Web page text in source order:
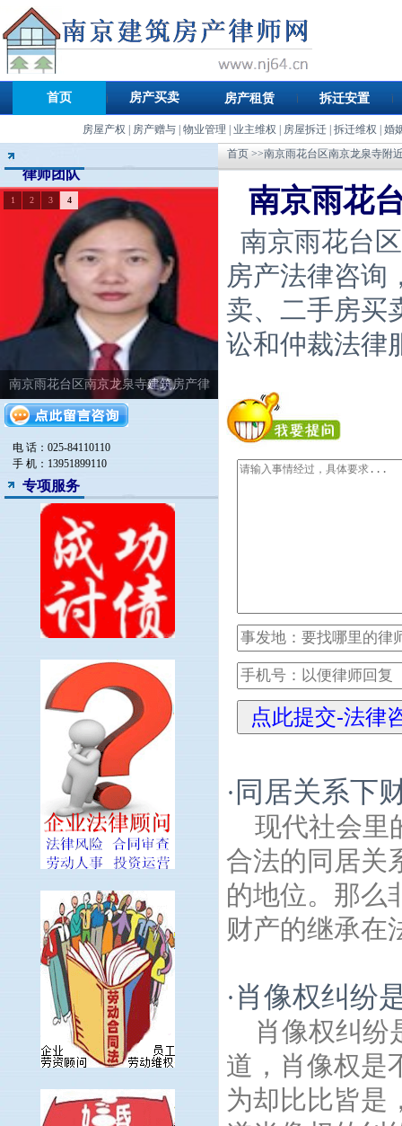
首页 房产买卖 房产租赁 拆迁安置
房屋产权 房产赠与| 物业管理 业主维权 房屋拆迁| 拆迁维权 婚
律师团队
南京雨花台区南京龙泉寺建筑房产律
师
1 2 3 4
电 话：025-84110110
手 机：13951899110
专项服务
首页 >>南京雨花台区南京龙泉寺附
南京雨花
南京雨花台
房产法律咨询
卖、二手房买
讼和仲裁法律
· 同居关系下
现代社会里
合法的同居关
的地位。那么
财产的继承在
·肖像权纠纷
肖像权纠纷
道，肖像权是
为却比比皆是